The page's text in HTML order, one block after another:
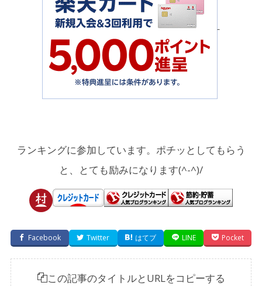
ランキングに参加しています。ポチッとしてもらう
と、とても励みになります(^-^)/
Facebook Twitter はてブ LINE Pocket
この記事のタイトルとURLをコピーする